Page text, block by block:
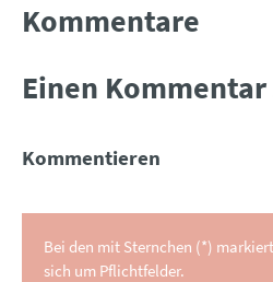
Kommentare
Einen
Kommentieren
Bei den mit Sternchen (*)
sich um Pflichtfelder.